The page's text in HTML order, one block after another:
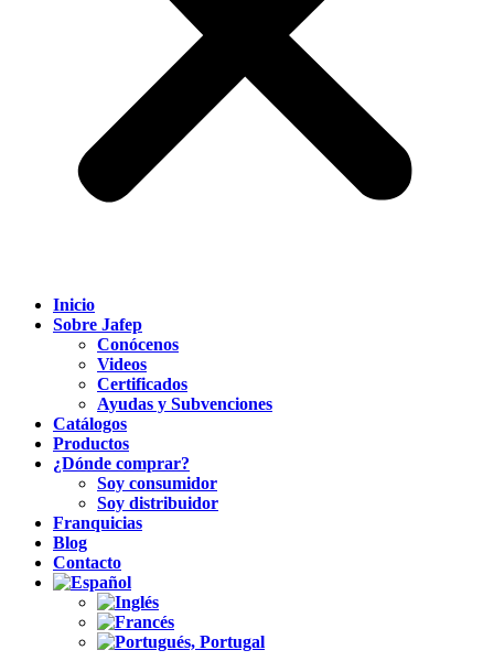
Inicio
Sobre Jafep
Conócenos
Videos
Certificados
Ayudas y Subvenciones
Catálogos
Productos
¿Dónde comprar?
Soy consumidor
Soy distribuidor
Franquicias
Blog
Contacto